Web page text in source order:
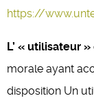
https://
L’ « utilisateur »
morale ayant
disposition Un